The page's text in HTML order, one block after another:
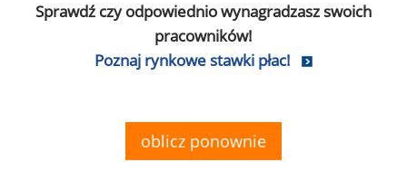
Sprawdź czy odpowiednio wynagradzasz swoich
pracowników!
Poznaj rynkowe stawki płac!
oblicz ponownie